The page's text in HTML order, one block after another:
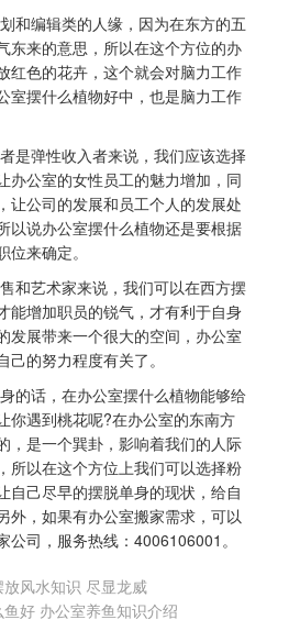
编辑类的人缘，因为在东方的五
东来的意思，所以在这个方位的办
红色的花卉，这个就会对脑力工作
室摆什么植物好中，也是脑力工作
弹性收入者来说，我们应该选择
办公室的女性员工的魅力增加，同
让公司的发展和员工个人的发展处
以说办公室摆什么植物还是要根据
来确定。
艺术家来说，我们可以在西方摆
能增加职员的锐气，才有利于自身
发展带来一个很大的空间，办公室
的努力程度有关了。
话，在办公室摆什么植物能够给
你遇到桃花呢?在办公室的东南方
，是一个巽卦，影响着我们的人际
所以在这个方位上我们可以选择粉
自己尽早的摆脱单身的现状，给自
外，如果有办公室搬家需求，可以
公司，服务热线：4006106001。
风水知识 尽显龙威
好 办公室养鱼知识介绍